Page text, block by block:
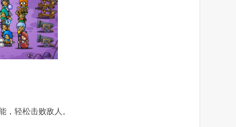
，轻松击败敌人。